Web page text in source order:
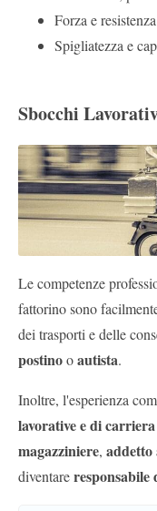
Forza e
Spigliatezza e
Sbocchi
Le competenze
fattorino sono
dei trasporti e delle
postinooautista.
Inoltre, l'esperienza
lavorative e di
magazziniere, addetto
diventareresponsabile